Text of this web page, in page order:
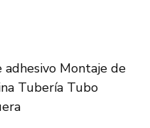
Montaje de
Tubería Tubo